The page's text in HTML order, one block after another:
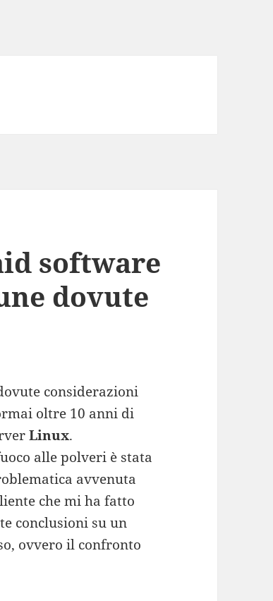
software
dovute
considerazioni
oltre 10 anni di
Linux.
alle polveri è stata
avvenuta
che mi ha fatto
conclusioni su un
ovvero il confronto